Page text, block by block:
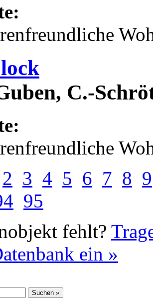
C.-
2 3 4 5 6 7 8 9
95
fehlt?
ein »